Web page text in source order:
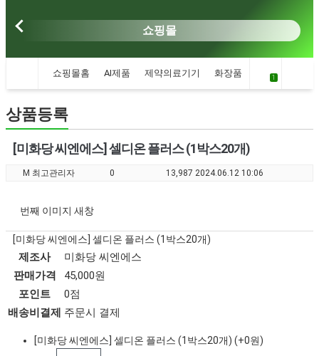
쇼핑몰
쇼핑몰홈 AI제품 제약의료기기 화장품건강식품
1
상품등록
[미화당 씨엔에스] 셀디온 플러스 (1박스20개)
M 최고관리자 0 13,987 2024.06.12 10:06
번째 이미지 새창
[미화당 씨엔에스] 셀디온 플러스 (1박스20개)
제조사
미화당 씨엔에스
판매가격
45,000원
포인트
0점
배송비결제 주문시 결제
[미화당 씨엔에스] 셀디온 플러스 (1박스20개) (+0원)